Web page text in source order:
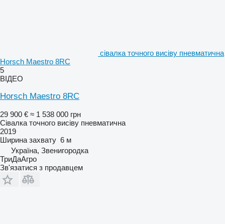
сівалка точного висіву пневматична
Horsch Maestro 8RC
5
ВІДЕО
Horsch Maestro 8RC
29 900 € ≈ 1 538 000 грн
Сівалка точного висіву пневматична
2019
Ширина захвату 6 м
Україна, Звенигородка
ТриДаАгро
Зв'язатися з продавцем